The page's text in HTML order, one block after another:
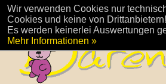
Wir verwenden Cookies nur
Cookies und keine von Drittanbietern!
Es werden keinerlei Auswertungen
Mehr Informationen »